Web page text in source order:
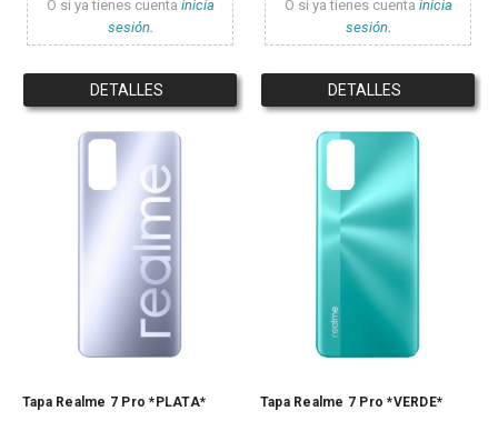
O si ya tienes cuenta inicia
sesión.
DETALLES
O si ya tienes cuenta inicia
sesión.
DETALLES
Tapa Realme 7 Pro *PLATA* Tapa Realme 7 Pro *VERDE*